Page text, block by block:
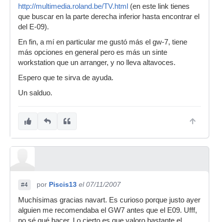
http://multimedia.roland.be/TV.html (en este link tienes
que buscar en la parte derecha inferior hasta encontrar el
del E-09).
En fin, a mí en particular me gustó más el gw-7, tiene
más opciones en general pero es más un sinte
workstation que un arranger, y no lleva altavoces.
Espero que te sirva de ayuda.
Un salduo.
#4 por Piscis13 el 07/11/2007
Muchísimas gracias navart. Es curioso porque justo ayer
alguien me recomendaba el GW7 antes que el E09. Ufff,